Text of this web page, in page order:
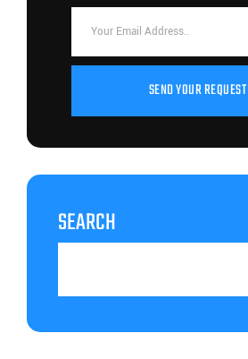
SEND YOUR REQUEST
SEARCH